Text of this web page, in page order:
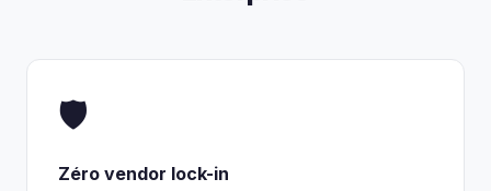
🛡️
Zéro vendor lock-in